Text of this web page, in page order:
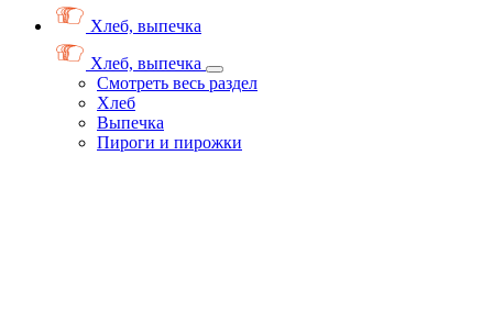
Хлеб, выпечка
Хлеб, выпечка
Смотреть весь раздел
Хлеб
Выпечка
Пироги и пирожки